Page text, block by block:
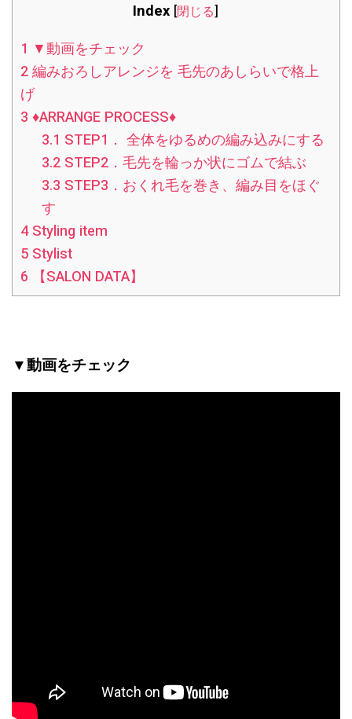
Index [閉じる]
1 ▼動画をチェック
2編みおろしアレンジを 毛先のあしらいで格上
げ
3 ♦ARRANGE PROCESS♦
3.1 STEP1． 全体をゆるめの編み込みにする
3.2 STEP2．毛先を輪っか状にゴムで結ぶ
3.3 STEP3．おくれ毛を巻き、編み目をほぐ
す
4Styling item
5Stylist
6 【SALON DATA】
▼動画をチェック